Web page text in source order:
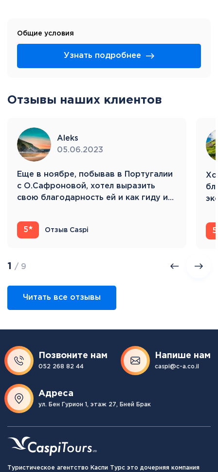
Общие условия
Узнать подробнее
Отзывы наших клиентов
Aleks
05.06.2023
Eще в ноябре, побывав в Португалии
с О.Сафроновой, хотел выразить
свою благодарность ей и как гиду и…
5 Отзыв Caspi 5
1 / 9
Читать все отзывы
Позвоните нам
052 268 82 44
Напише нам
caspi@c-a.co.il
Адреса
ул. Бен Гурион 1, этаж 27, Бней Брак
Туристическое агентство Каспи Турс это дочерняя компания